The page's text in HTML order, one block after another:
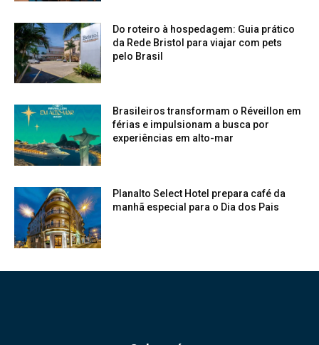
Do roteiro à hospedagem: Guia prático
da Rede Bristol para viajar com pets
pelo Brasil
Brasileiros transformam o Réveillon em
férias e impulsionam a busca por
experiências em alto-mar
Planalto Select Hotel prepara café da
manhã especial para o Dia dos Pais